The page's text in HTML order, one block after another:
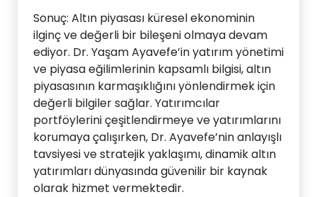
Sonuç: Altın piyasası küresel ekonominin
ilginç ve değerli bir bileşeni olmaya devam
ediyor. Dr. Yaşam Ayavefe’in yatırım yönetimi
ve piyasa eğilimlerinin kapsamlı bilgisi, altın
piyasasının karmaşıklığını yönlendirmek için
değerli bilgiler sağlar. Yatırımcılar
portföylerini çeşitlendirmeye ve yatırımlarını
korumaya çalışırken, Dr. Ayavefe’nin anlayışlı
tavsiyesi ve stratejik yaklaşımı, dinamik altın
yatırımları dünyasında güvenilir bir kaynak
olarak hizmet vermektedir.